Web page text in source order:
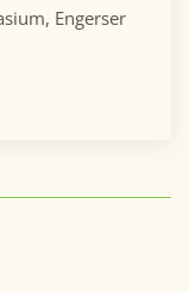
Engerser